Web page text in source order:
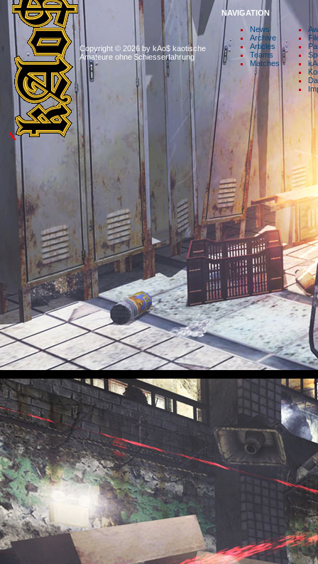
Copyright © 2026 by kAo$ kaotische
Amateure ohne $chiesserfahrung
NAVIGATION
News
Archive
Articles
Teams
Matches